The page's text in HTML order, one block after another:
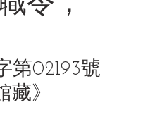
第02193號
藏》